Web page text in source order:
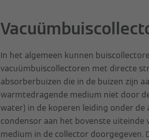
In het algemeen kunnen
vacuümbuiscollectoren met directe
absorberbuizen die in de buizen zijn
warmtedragende medium niet door
water) in de koperen leiding onder de
condensor aan het bovenste
medium in de collector doorgegeven.